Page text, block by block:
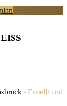
· Erstellt und